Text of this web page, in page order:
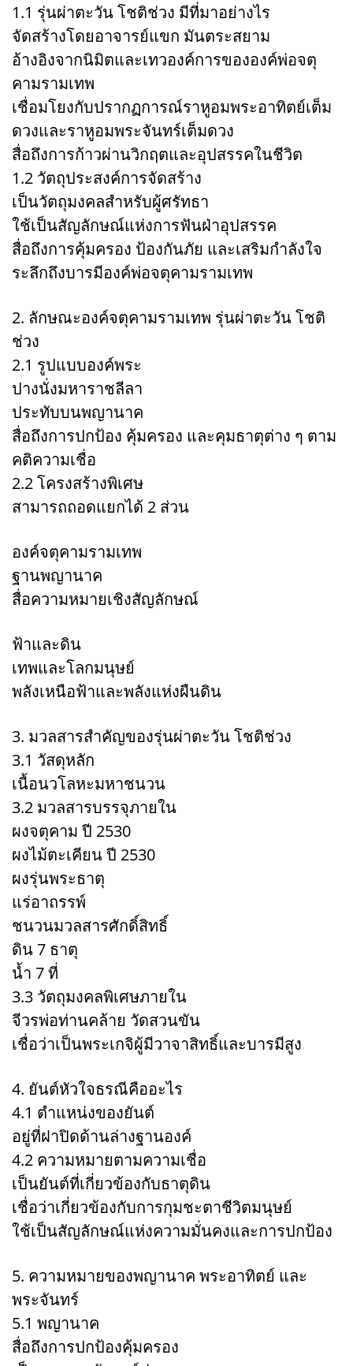
1.1 รุ่นผ่าตะวัน โชติช่วง มีที่มาอย่างไร
จัดสร้างโดยอาจารย์แขก มันตระสยาม
อ้างอิงจากนิมิตและเทวองค์การขององค์พ่อจตุ
คามรามเทพ
เชื่อมโยงกับปรากฏการณ์ราหูอมพระอาทิตย์เต็ม
ดวงและราหูอมพระจันทร์เต็มดวง
สื่อถึงการก้าวผ่านวิกฤตและอุปสรรคในชีวิต
1.2 วัตถุประสงค์การจัดสร้าง
เป็นวัตถุมงคลสำหรับผู้ศรัทธา
ใช้เป็นสัญลักษณ์แห่งการฟันฝ่าอุปสรรค
สื่อถึงการคุ้มครอง ป้องกันภัย และเสริมกำลังใจ
ระลึกถึงบารมีองค์พ่อจตุคามรามเทพ
2. ลักษณะองค์จตุคามรามเทพ รุ่นผ่าตะวัน โชติ
ช่วง
2.1 รูปแบบองค์พระ
ปางนั่งมหาราชลีลา
ประทับบนพญานาค
สื่อถึงการปกป้อง คุ้มครอง และคุมธาตุต่าง ๆ ตาม
คติความเชื่อ
2.2 โครงสร้างพิเศษ
สามารถถอดแยกได้ 2 ส่วน
องค์จตุคามรามเทพ
ฐานพญานาค
สื่อความหมายเชิงสัญลักษณ์
ฟ้าและดิน
เทพและโลกมนุษย์
พลังเหนือฟ้าและพลังแห่งผืนดิน
3. มวลสารสำคัญของรุ่นผ่าตะวัน โชติช่วง
3.1 วัสดุหลัก
เนื้อนวโลหะมหาชนวน
3.2 มวลสารบรรจุภายใน
ผงจตุคาม ปี 2530
ผงไม้ตะเคียน ปี 2530
ผงรุ่นพระธาตุ
แร่อาถรรพ์
ชนวนมวลสารศักดิ์สิทธิ์
ดิน 7 ธาตุ
น้ำ 7 ที่
3.3 วัตถุมงคลพิเศษภายใน
จีวรพ่อท่านคล้าย วัดสวนขัน
เชื่อว่าเป็นพระเกจิผู้มีวาจาสิทธิ์และบารมีสูง
4. ยันต์หัวใจธรณีคืออะไร
4.1 ตำแหน่งของยันต์
อยู่ที่ฝาปิดด้านล่างฐานองค์
4.2 ความหมายตามความเชื่อ
เป็นยันต์ที่เกี่ยวข้องกับธาตุดิน
เชื่อว่าเกี่ยวข้องกับการกุมชะตาชีวิตมนุษย์
ใช้เป็นสัญลักษณ์แห่งความมั่นคงและการปกป้อง
5. ความหมายของพญานาค พระอาทิตย์ และ
พระจันทร์
5.1 พญานาค
สื่อถึงการปกป้องคุ้มครอง